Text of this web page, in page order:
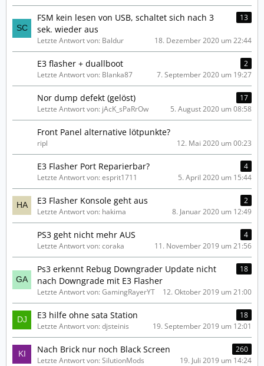
FSM kein lesen von USB, schaltet sich nach 3
sek. wieder aus
13
Letzte Antwort von: Baldur 18. Dezember 2020 um 22:44
E3 flasher + duallboot
2
Letzte Antwort von: Blanka87
7. September 2020 um 19:27
Nor dump defekt (gelöst)
17
Letzte Antwort von: jAcK_sPaRrOw
5. August 2020 um 08:58
Front Panel alternative lötpunkte?
ripl 12. Mai 2020 um 00:23
E3 Flasher Port Reparierbar?
4
Letzte Antwort von: esprit1711
5. April 2020 um 15:44
E3 Flasher Konsole geht aus
2
Letzte Antwort von: hakima
8. Januar 2020 um 12:49
PS3 geht nicht mehr AUS
4
Letzte Antwort von: coraka
11. November 2019 um 21:56
Ps3 erkennt Rebug Downgrader Update nicht
nach Downgrade mit E3 Flasher
18
Letzte Antwort von: GamingRayerYT 12. Oktober 2019 um 21:00
E3 hilfe ohne sata Station
18
Letzte Antwort von: djsteinis
19. September 2019 um 12:01
Nach Brick nur noch Black Screen
260
Letzte Antwort von: SilutionMods
19. Juli 2019 um 14:24